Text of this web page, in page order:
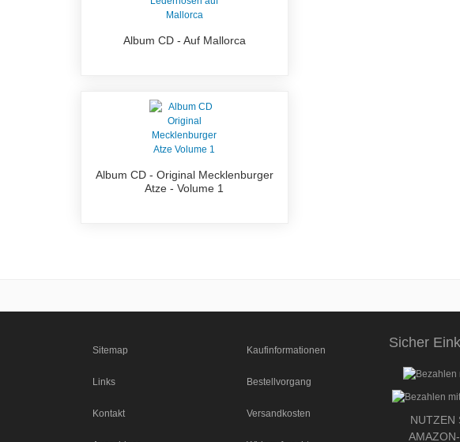
Album CD - Auf Mallorca
Album CD - Original Mecklenburger
Atze - Volume 1
Sitemap
Links
Kontakt
Kaufinformationen
Bestellvorgang
Versandkosten
Sicher
NUTZEN